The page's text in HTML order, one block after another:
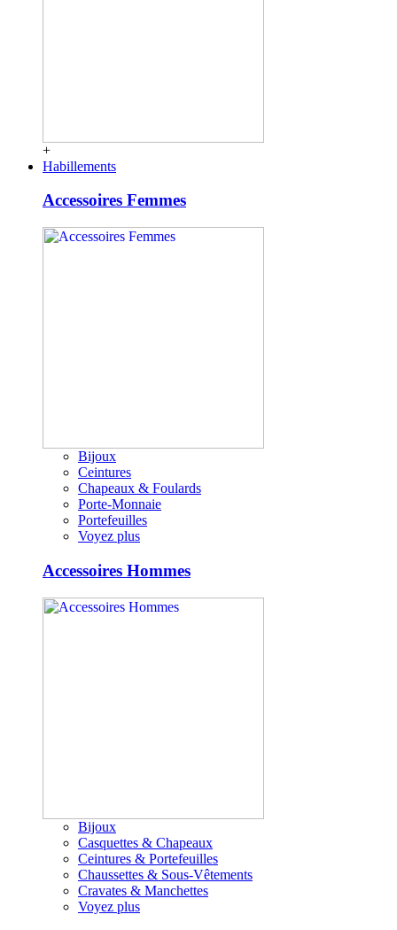
+
Habillements
Accessoires Femmes
Bijoux
Ceintures
Chapeaux & Foulards
Porte-Monnaie
Portefeuilles
Voyez plus
Accessoires Hommes
Bijoux
Casquettes & Chapeaux
Ceintures & Portefeuilles
Chaussettes & Sous-Vêtements
Cravates & Manchettes
Voyez plus